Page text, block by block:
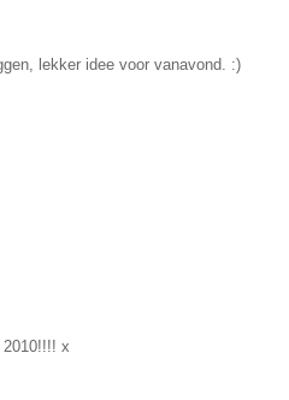
lekker idee voor vanavond. :)
2010!!!! x